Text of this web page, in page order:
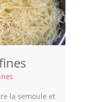
la semoule et